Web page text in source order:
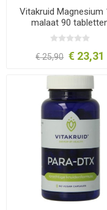
Vitakruid Magnesium
malaat 90
€ 25,90 € 23,31